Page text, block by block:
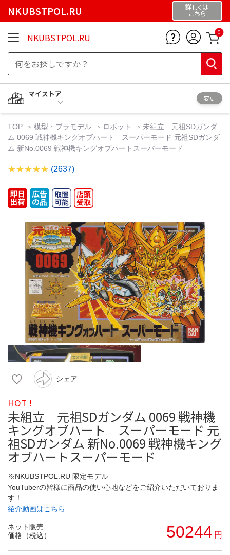
NKUBSTPOL.RU 詳しくは
こちら
NKUBSTPOL.RU 0
マイストア
変更
TOP 模型・プラモデル ロボット
未組立 元祖SDガンダ
ム 0069 戦神機キングオブハート スーパーモード 元祖SDガンダ
ム 新No.0069 戦神機キングオブハートスーパーモード
(2637)
シェア
HOT !
未組立 元祖SDガンダム 0069 戦神機
キングオブハート スーパーモード 元
祖SDガンダム 新No.0069 戦神機キング
オブハートスーパーモード
※NKUBSTPOL.RU 限定モデル
YouTuberの皆様に商品の使い心地などをご紹介いただいておりま
す！
紹介動画はこちら
ネット販売
価格（税込）
50244 円